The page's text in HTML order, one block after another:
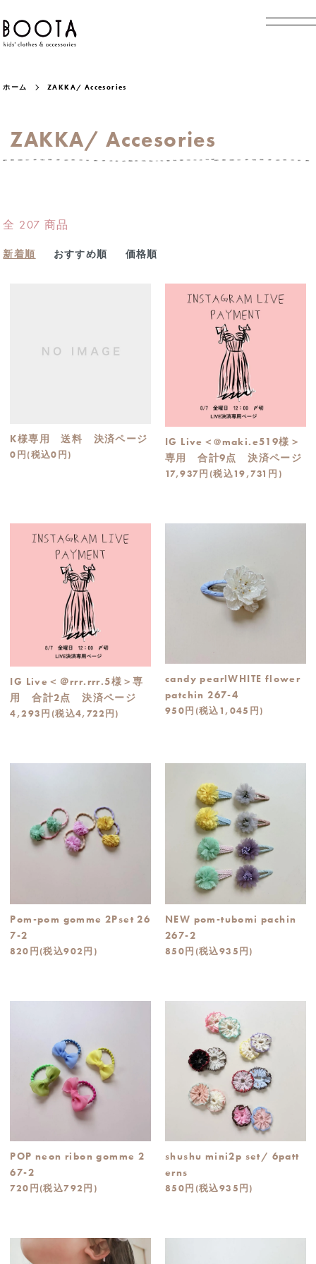
ホーム ZAKKA/ Accesories
ZAKKA/ Accesories
全 207 商品
新着順 おすすめ順 価格順
K様専用 送料 決済ページ
0円(税込0円)
IG Live＜@maki.e519様＞
専用 合計9点 決済ページ
17,937円(税込19,731円)
IG Live＜＠rrr.rrr.5様＞専
用 合計2点 決済ページ
4,293円(税込4,722円)
candy pearlWHITE flower
patchin 267-4
950円(税込1,045円)
Pom-pom gomme 2Pset 26
7-2
820円(税込902円)
NEW pom-tubomi pachin
267-2
850円(税込935円)
POP neon ribon gomme 2
67-2
720円(税込792円)
shushu mini2p set/ 6patt
erns
850円(税込935円)